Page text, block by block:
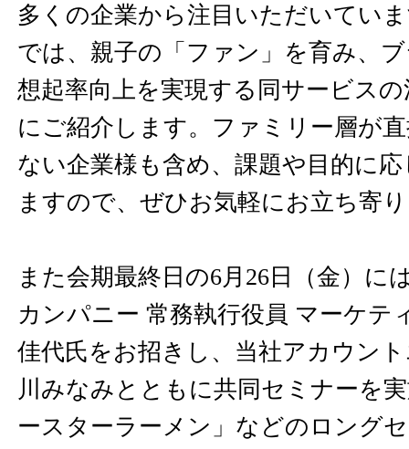
多くの企業から注目いただいてい
では、親子の「ファン」を育み、
想起率向上を実現する同サービス
にご紹介します。ファミリー層が
ない企業様も含め、課題や目的に
ますので、ぜひお気軽にお立ち寄
また会期最終日の6月26日（金）に
カンパニー 常務執行役員 マーケテ
佳代氏をお招きし、当社アカウン
川みなみとともに共同セミナーを
ースターラーメン」などのロング